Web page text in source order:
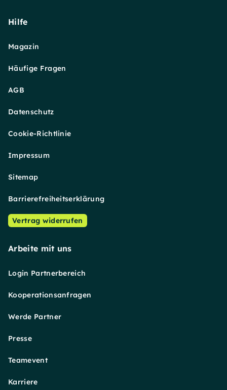
Hilfe
Magazin
Häufige Fragen
AGB
Datenschutz
Cookie-Richtlinie
Impressum
Sitemap
Barrierefreiheitserklärung
Vertrag widerrufen
Arbeite mit uns
Login Partnerbereich
Kooperationsanfragen
Werde Partner
Presse
Teamevent
Karriere